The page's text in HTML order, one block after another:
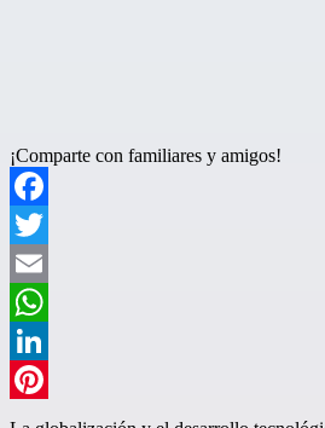
¡Comparte con familiares y amigos!
Facebook
Twitter
Email
WhatsApp
LinkedIn
Pinterest